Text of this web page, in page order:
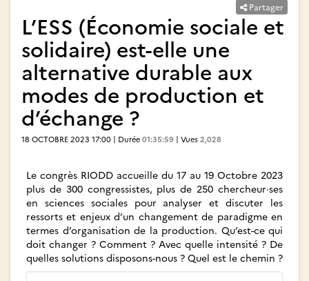
Partager
L’ESS (Économie sociale et
solidaire) est-elle une
alternative durable aux
modes de production et
d’échange ?
18 OCTOBRE 2023 17:00 | Durée 01:35:59 | Vues 2,028
Le congrès RIODD accueille du 17 au 19 Octobre 2023
plus de 300 congressistes, plus de 250 chercheur·ses
en sciences sociales pour analyser et discuter les
ressorts et enjeux d’un changement de paradigme en
termes d’organisation de la production. Qu’est-ce qui
doit changer ? Comment ? Avec quelle intensité ? De
quelles solutions disposons-nous ? Quel est le chemin ?